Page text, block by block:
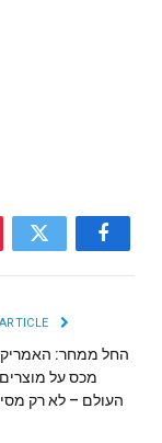
Facebook
החל ממחר:
מכס על
העולם – לא רק מסין